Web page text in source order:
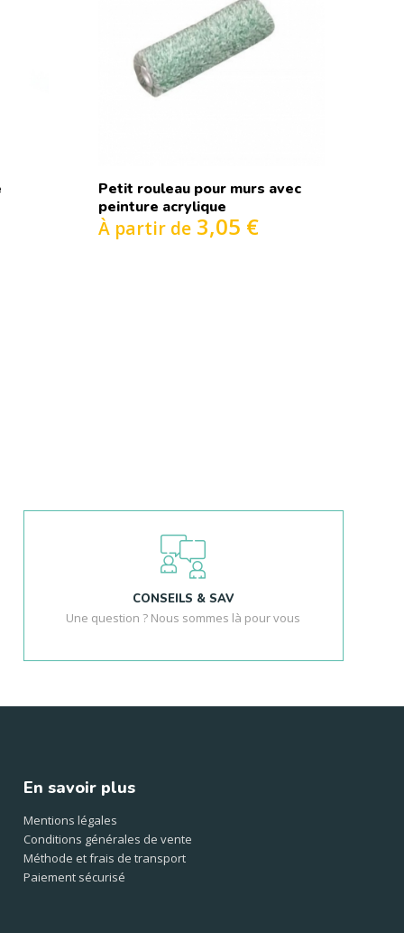
Petit rouleau pour murs avec
peinture acrylique
À partir de3,05 €
CONSEILS & SAV
Une question ? Nous sommes là pour vous
En savoir plus
Mentions légales
Conditions générales de vente
Méthode et frais de transport
Paiement sécurisé